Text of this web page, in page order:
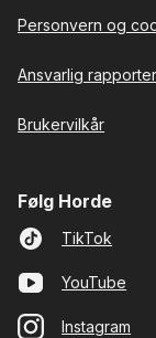
Personvern og
Ansvarlig
Brukervilkår
Følg Horde
TikTok
YouTube
Instagram